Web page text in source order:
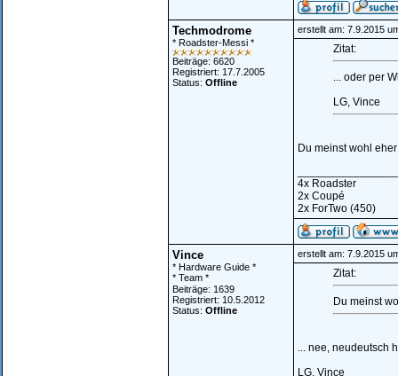
Techmodrome
* Roadster-Messi *
Beiträge: 6620
Registriert: 17.7.2005
Status: Offline
erstellt am: 7.9.2015
Zitat:
... oder per
LG, Vince
Du meinst wohl
4x Roadster
2x Coupé
2x ForTwo (450)
Vince
* Hardware Guide *
* Team *
Beiträge: 1639
Registriert: 10.5.2012
Status: Offline
erstellt am: 7.9.2015
Zitat:
Du meinst
... nee, neudeutsch
LG, Vince